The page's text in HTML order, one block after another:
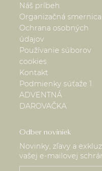
Náš príbeh
Organizačná smernica
Ochrana osobných
údajov
Používanie súborov
cookies
Kontakt
Podmienky súťaže 1.
ADVENTNÁ
DAROVAČKA
Odber noviniek
Novinky, zľavy a
vašej e-mailovej